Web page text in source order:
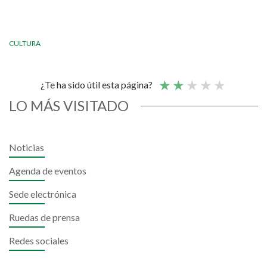
CULTURA
¿Te ha sido útil esta página?
LO MÁS VISITADO
Noticias
Agenda de eventos
Sede electrónica
Ruedas de prensa
Redes sociales